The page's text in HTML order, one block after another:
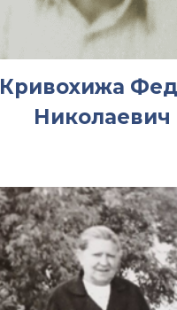
Кривохижа
Николаевич